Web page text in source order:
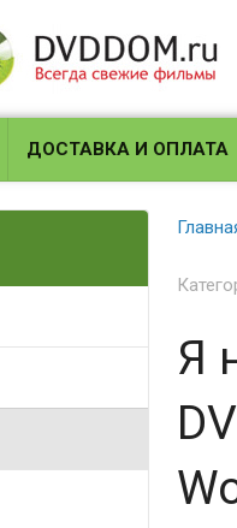
ДОСТАВКА И ОПЛАТА
Я